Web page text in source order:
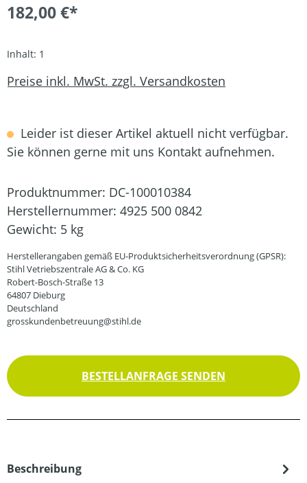
182,00 €*
Inhalt: 1
Preise inkl. MwSt. zzgl. Versandkosten
Leider ist dieser Artikel aktuell nicht verfügbar.
Sie können gerne mit uns Kontakt aufnehmen.
Produktnummer: DC-100010384
Herstellernummer: 4925 500 0842
Gewicht: 5 kg
Herstellerangaben gemäß EU-Produktsicherheitsverordnung (GPSR):
Stihl Vetriebszentrale AG & Co. KG
Robert-Bosch-Straße 13
64807 Dieburg
Deutschland
grosskundenbetreuung@stihl.de
BESTELLANFRAGE SENDEN
Beschreibung